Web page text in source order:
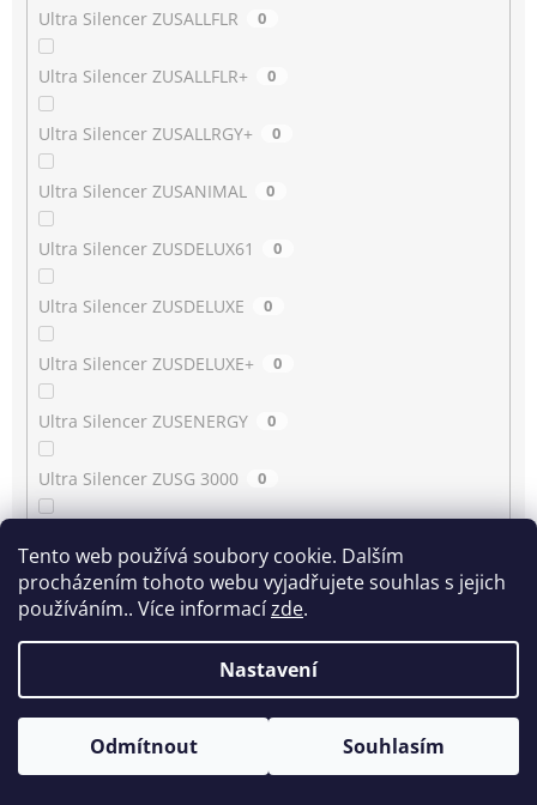
Tento web používá soubory cookie. Dalším
procházením tohoto webu vyjadřujete souhlas s jejich
používáním.. Více informacízde.
Nastavení
Odmítnout Souhlasím
Ultra Silencer ZUSALLFLR 0
Ultra Silencer ZUSALLFLR+ 0
Ultra Silencer ZUSALLRGY+ 0
Ultra Silencer ZUSANIMAL 0
Ultra Silencer ZUSDELUX61 0
Ultra Silencer ZUSDELUXE 0
Ultra Silencer ZUSDELUXE+ 0
Ultra Silencer ZUSENERGY 0
Ultra Silencer ZUSG 3000 0
Ultra Silencer ZUSG 4061 0
Ultra Silencer ZUSGREEN 0